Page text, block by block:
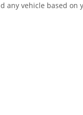
any vehicle based on